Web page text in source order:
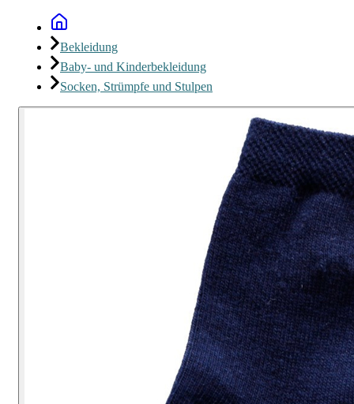
Bekleidung
Baby- und Kinderbekleidung
Socken, Strümpfe und Stulpen